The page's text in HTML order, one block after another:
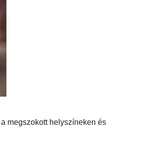
megszokott helyszíneken és